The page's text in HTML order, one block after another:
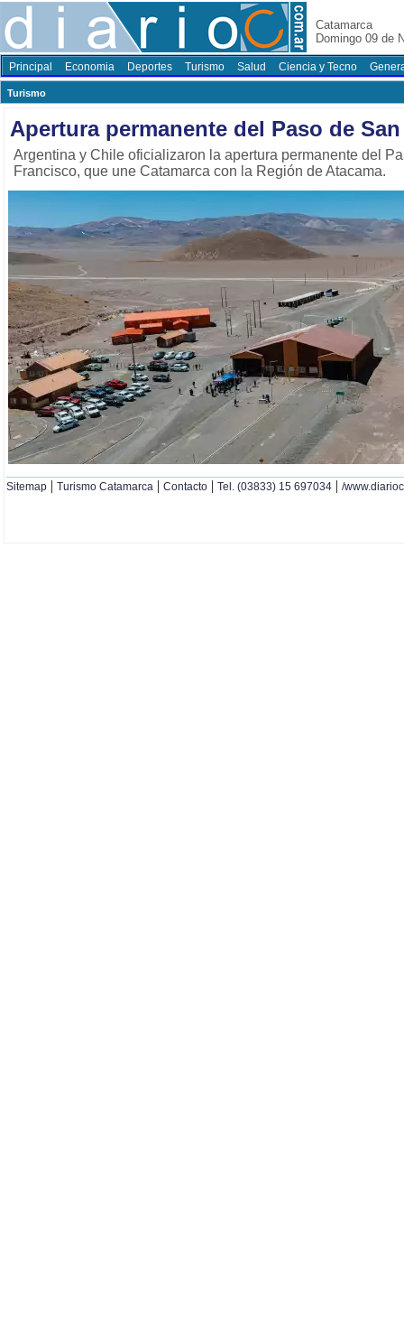
Catamarca
Domingo 09 de
Principal Economia Deportes Turismo Salud Ciencia y Tecno
Turismo
Apertura permanente del Paso de
Argentina y Chile oficializaron la apertura permanente del
Francisco, que une Catamarca con la Región de Atacama.
Sitemap | Turismo Catamarca | Contacto | Tel. (03833) 15 697034 | /